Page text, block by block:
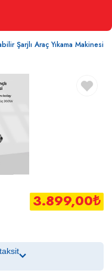
Şarjlı Araç Yıkama Makinesi
3.899,00₺